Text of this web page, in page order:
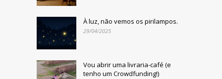
À luz, não vemos os pirilampos.
29/04/2025
Vou abrir uma livraria-café (e
tenho um Crowdfunding!)